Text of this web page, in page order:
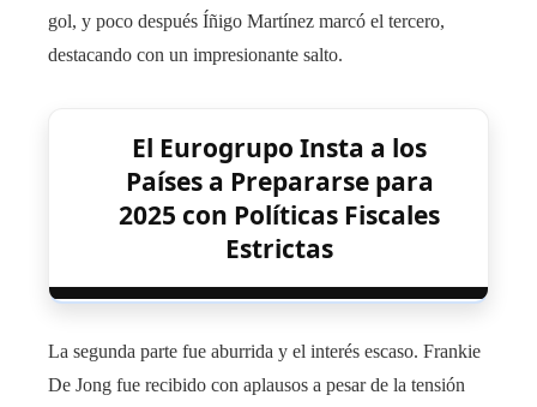
gol, y poco después Íñigo Martínez marcó el tercero,
destacando con un impresionante salto.
El Eurogrupo Insta a los
Países a Prepararse para
2025 con Políticas Fiscales
Estrictas
La segunda parte fue aburrida y el interés escaso. Frankie
De Jong fue recibido con aplausos a pesar de la tensión